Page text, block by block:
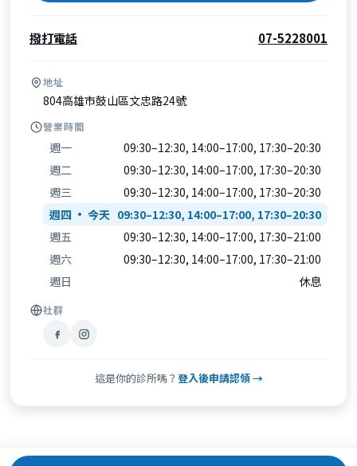
撥打電話 07-5228001
地址
804高雄市鼓山區文忠路24號
營業時間
週一
09:30–12:30, 14:00–17:00, 17:30–20:30
週二
09:30–12:30, 14:00–17:00, 17:30–20:30
週三
09:30–12:30, 14:00–17:00, 17:30–20:30
週四
09:30–12:30, 14:00–17:00, 17:30–20:30
週五
09:30–12:30, 14:00–17:00, 17:30–21:00
週六
09:30–12:30, 14:00–17:00, 17:30–21:00
週日
休息
社群
這是你的診所嗎？ 登入後申請認領 →